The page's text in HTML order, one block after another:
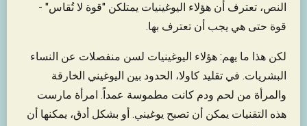
النص، تعترف أن هؤلاء اليوغينيات يمتلكن "قوة لا تُقاس" -
قوة حتى هي يجب أن تعترف بها.
لكن هذا ما يهم: هؤلاء اليوغينيات لسن منفصلات عن النساء
البشريات. في تقليد كاولا، الحدود بين اليوغيني الخارقة
والمرأة من لحم ودم كانت مطموسة عمداً. امرأة مارست
هذه التقنيات يمكن أن تصبح يوغيني. أو بشكل أدق، يمكنها أن